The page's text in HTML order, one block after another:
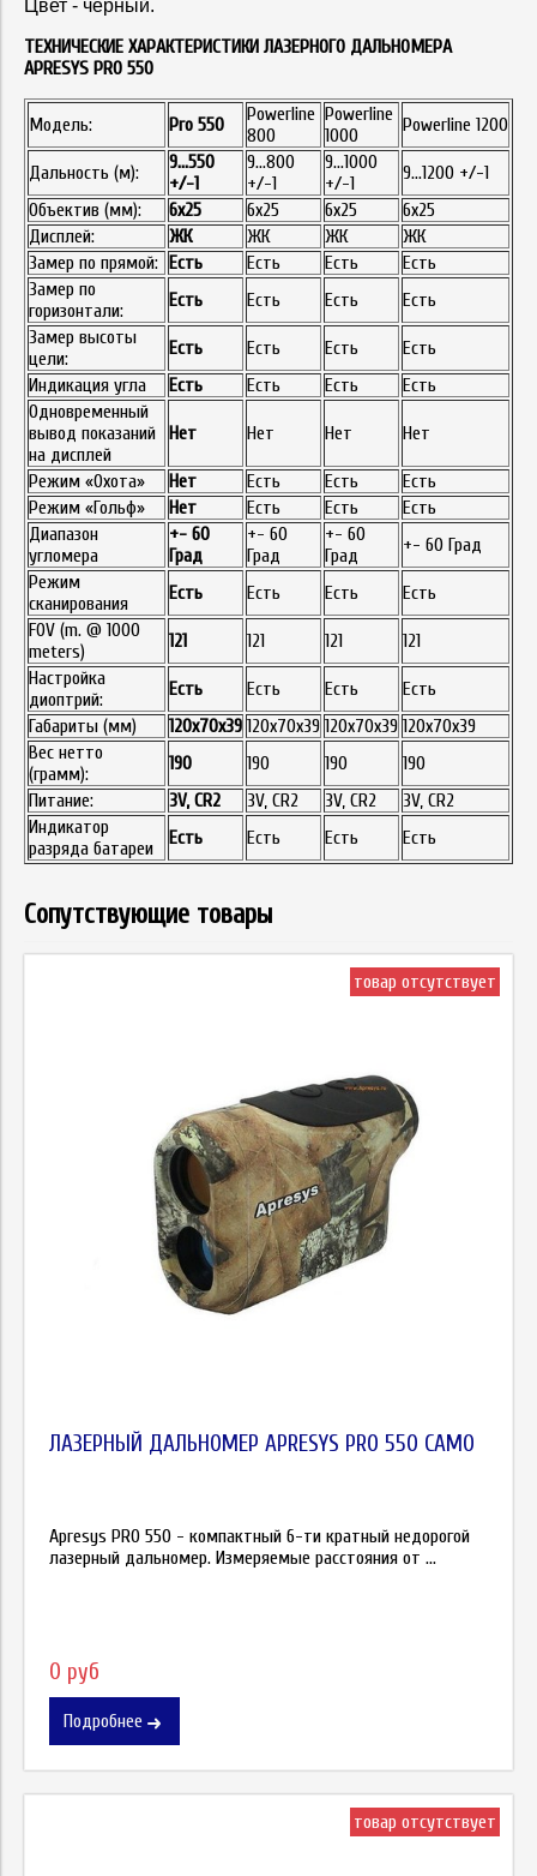
Цвет - черный.
ТЕХНИЧЕСКИЕ ХАРАКТЕРИСТИКИ ЛАЗЕРНОГО ДAЛЬНОМЕРА
APRESYS PRO 550
Модель: Pro 550
Powerline
800
Powerline
1000
Powerline 1200
Дальность (м): 9...550
+/-1
9...800
+/-1
9...1000
+/-1
9...1200 +/-1
Объектив (мм):
6x25 6х25 6x25
6x25
Дисплей:
ЖК ЖК ЖК
ЖК
Замер по прямой: Есть Есть Есть
Есть
Замер по
горизонтали:
Есть Есть Есть
Есть
Замер высоты
цели:
Есть Есть Есть
Есть
Индикация угла
Есть Есть Есть
Есть
Одновременный
вывод показаний
на дисплей
Нет Нет Нет Нет
Режим «Охота» Нет Есть Есть
Есть
Режим «Гольф»
Нет Есть Есть
Есть
Диапазон
угломера
+- 60
Град
+- 60
Град
+- 60
Град
+- 60 Град
Режим
сканирования
Есть Есть Есть
Есть
FOV (m. @ 1000
meters)
121 121 121
121
Настройка
диоптрий:
Есть Есть Есть
Есть
Габариты (мм)
120x70x39 120x70x39 120x70x39 120x70x39
Вес нетто
(грамм):
190 190 190
190
Питание:
3V, CR2 3V, CR2 3V, CR2
3V, CR2
Индикатор
разряда батареи
Есть Есть Есть Есть
Сопутствующие товары
товар отсутствует
ЛАЗЕРНЫЙ ДАЛЬНОМЕР APRESYS PRO 550 CAMO
Apresys PRO 550 - компактный 6-ти кратный недорогой
лазерный дальномер. Измеряемые расстояния от ...
0 руб
Подробнее
товар отсутствует